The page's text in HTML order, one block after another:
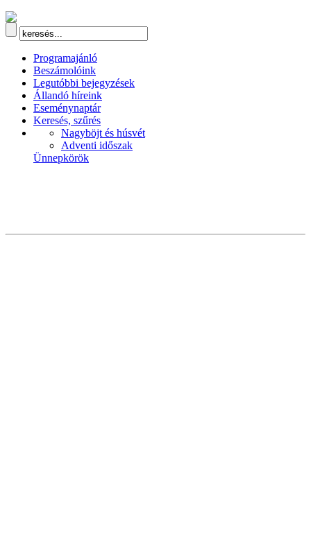
Programajánló
Beszámolóink
Legutóbbi bejegyzések
Állandó híreink
Eseménynaptár
Keresés, szűrés
Nagyböjt és húsvét
Adventi időszak
Ünnepkörök